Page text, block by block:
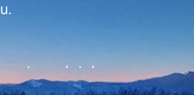
setengah tahun.